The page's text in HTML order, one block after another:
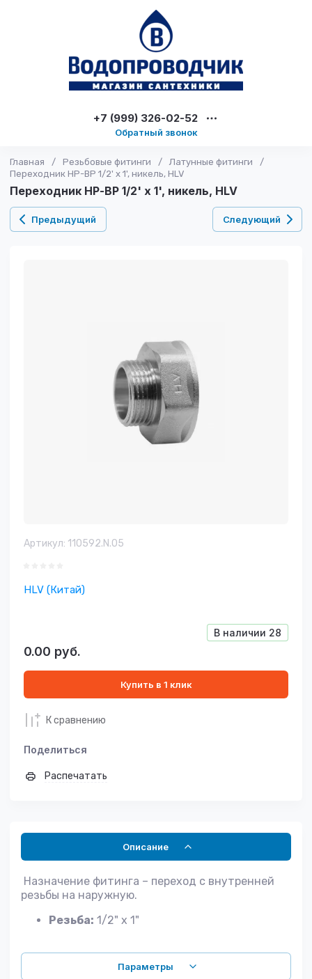
+7 (999) 326-02-52
Обратный звонок
Главная / Резьбовые фитинги / Латунные фитинги
/
Переходник НР-ВР 1/2' х 1', никель, HLV
Переходник НР-ВР 1/2' х 1', никель, HLV
Предыдущий Следующий
Артикул: 110592.N.05
HLV (Китай)
В наличии 28
0.00 руб.
Купить в 1 клик
К сравнению
Поделиться
Распечатать
Описание
Назначение фитинга – переход с внутренней
резьбы на наружную.
Резьба: 1/2" х 1"
Параметры